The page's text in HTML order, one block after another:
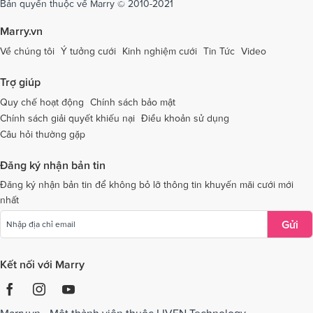
Dịch vụ cưới tại Thái Bình Dịch vụ cưới tại Thanh Hóa
Dịch vụ cưới tại Thừa Thiên - Huế
Dịch vụ cưới tại An Giang Dịch vụ cưới tại Trà Vinh
Dịch vụ cưới tại Tuyên Quang
Dịch vụ cưới tại Bà Rịa - Vũng TàuDịch vụ cưới tại Bắc Giang
Dịch vụ cưới tại Bắc Kạn
Bản quyền thuộc về Marry © 2010-2021
Marry.vn
Về chúng tôi Ý tưởng cưới Kinh nghiệm cưới Tin Tức Video
Trợ giúp
Quy chế hoạt động
Chính sách bảo mật
Chính sách giải quyết khiếu nại Điều khoản sử dụng
Câu hỏi thường gặp
Đăng ký nhận bản tin
Đăng ký nhận bản tin để không bỏ lỡ thông tin khuyến mãi cưới mới
nhất
Gửi
Kết nối với Marry